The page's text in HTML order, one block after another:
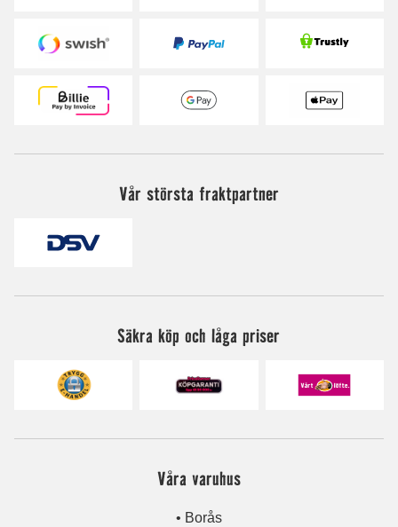
Vår största fraktpartner
Säkra köp och låga priser
Våra varuhus
• Borås